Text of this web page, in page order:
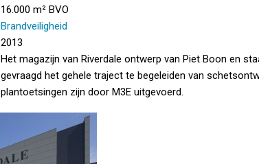
16.000 m² BVO
Brandveiligheid
2013
Het magazijn van Riverdale ontwerp van Piet Boon en
gevraagd het gehele traject te begeleiden van
plantoetsingen zijn door M3E uitgevoerd.